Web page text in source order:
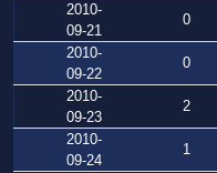
2010-
09-21
0
2010-
09-22
0
2010-
09-23
2
2010-
09-24
1